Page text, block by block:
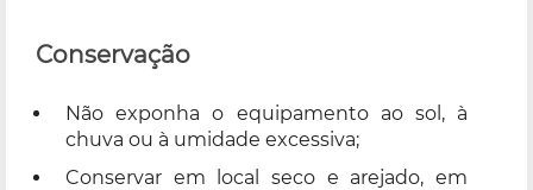
Conservação
Não exponha o equipamento ao sol, à
chuva ou à umidade excessiva;
Conservar em local seco e arejado, em